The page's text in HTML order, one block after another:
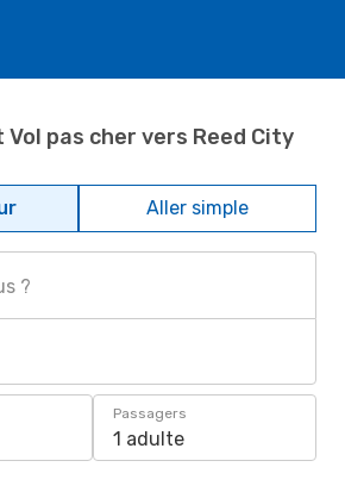
pas cher vers Reed City
Aller simple
?
Passagers
1 adulte